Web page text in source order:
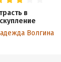
в
Волгина